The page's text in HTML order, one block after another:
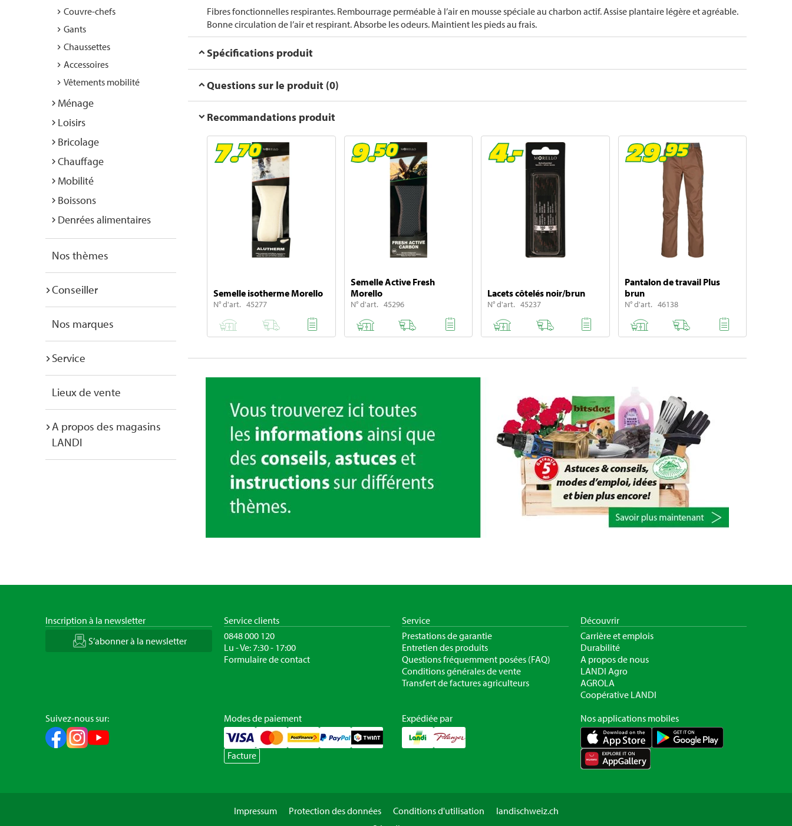
Couvre-chefs
Gants
Chaussettes
Accessoires
Vêtements mobilité
Ménage
Loisirs
Bricolage
Chauffage
Mobilité
Boissons
Denrées alimentaires
Nos thèmes
Conseiller
Nos marques
Service
Lieux de vente
A propos des magasins
LANDI
Fibres fonctionnelles respirantes. Rembourrage perméable à l’air en mousse spéciale au charbon actif. Assise plantaire légère et agréable.
Bonne circulation de l’air et respirant. Absorbe les odeurs. Maintient les pieds au frais.
Spécifications produit
Questions sur le produit (0)
Recommandations produit
Semelle isotherme Morello
N° d'art. 45277
Semelle Active Fresh
Morello
N° d'art. 45296
Lacets côtelés noir/brun
N° d'art. 45237
Pantalon de travail Plus
brun
N° d'art. 46138
Inscription à la newsletter
S’abonner à la newsletter
Service clients
0848 000 120
Lu - Ve: 7:30 - 17:00
Formulaire de contact
Service
Prestations de garantie
Entretien des produits
Questions fréquemment posées (FAQ)
Conditions générales de vente
Transfert de factures agriculteurs
Découvrir
Carrière et emplois
Durabilité
A propos de nous
LANDI Agro
AGROLA
Coopérative LANDI
Suivez-nous sur:
Modes de paiement
Facture
Expédiée par Nos applications mobiles
Impressum Protection des données Conditions d'utilisation
landischweiz.ch